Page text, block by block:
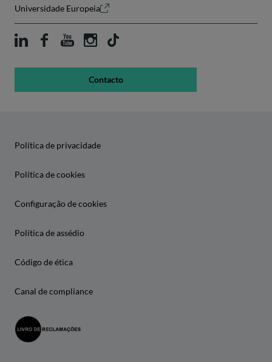
Universidade Europeia
Contacto
Política de privacidade
Política de cookies
Configuração de cookies
Política de assédio
Código de ética
Canal de compliance